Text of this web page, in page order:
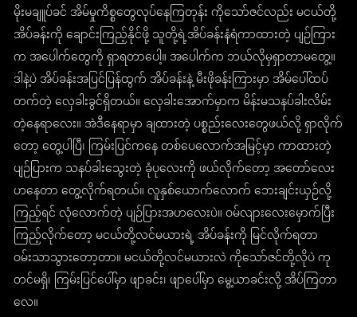
မိုးမချူပ်ခင် အိမ်မှုကိစ္စတွေလုပ်နေကြတုန်း ကိုသော်ဇင်လည်း မငယ်တို့
အိပ်ခန်းကို ချောင်းကြည့်နိုင်ဖို့ သူတို့ရဲ့အိပ်ခန်းနံရံကာထားတဲ့ ပျဉ်ကြား
က အပေါက်တွေကို ရှာရတာပေါ့။ အပေါက်က ဘယ်လိုမှရှာတာမတွေ့။
ဒါနဲ့ပဲ အိပ်ခန်းအပြင်ပြန်ထွက် အိပ်ခန်းနဲ့ မီးဖိုခန်းကြားမှာ အိမ်ပေါ်ထပ်
တက်တဲ့ လှေခါးခွင်ရှိတယ်။ လှေခါးအောက်မှာက မိန်းမသနပ်ခါးလိမ်း
တဲ့နေရာလေး။ အဲဒီနေရာမှာ ချထားတဲ့ ပစ္စည်းလေးတွေဖယ်လို့ ရှာလိုက်
တော့ တွေ့ပါပြီ၊ ကြမ်းပြင်ကနေ တစ်ပေလောက်အမြင့်မှာ ကာထားတဲ့
ပျဉ်ပြားက သနပ်ခါးသွေးတဲ့ ခုံပုလေးကို ဖယ်လိုက်တော့ အတော်လေး
ဟနေတာ တွေ့လိုက်ရတယ်။ လူနှစ်ယောက်လောက် ဘေးချင်းယှဉ်လို့
ကြည့်ရင် လုံလောက်တဲ့ ပျဉ်ပြားအဟလေးပဲ။ ဝမ်လျားလေးမှောက်ပြီး
ကြည့်လိုက်တော့ မငယ်တို့လင်မယားရဲ့ အိပ်ခန်းကို မြင်လိုက်ရတာ
ဝမ်းသာသွားတော့တာ။ မငယ်တို့လင်မယားလဲ ကိုသော်ဇင်တို့လိုပဲ ကု
တင်မရှိ၊ ကြမ်းပြင်ပေါ်မှာ ဖျာခင်း၊ ဖျာပေါ်မှာ မွေ့ယာခင်းလို့ အိပ်ကြတာ
လေ။